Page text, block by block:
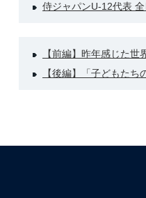
侍ジャパンU-12代表
【前編】昨年感じた世
【後編】「子どもたち